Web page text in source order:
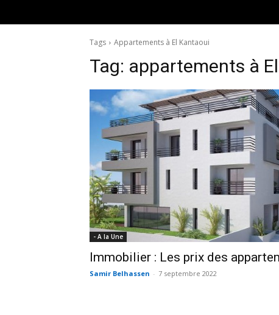
Tags Appartements à El Kantaoui
Tag: appartements à
- A la Une
Immobilier : Les prix des
Samir Belhassen - 7 septembre 2022